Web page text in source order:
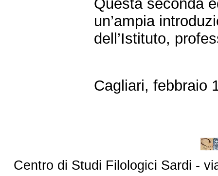
Questa seconda
un’ampia
dell’Istituto,
Cagliari, febbraio
Centro di Studi Filologici Sardi -